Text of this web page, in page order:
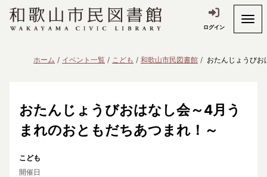
ログイン
ホーム イベント一覧 こども 和歌山市民図書館 おたんじょうび
おたんじょうびおはなし会～4月う
まれのおともだちあつまれ！～
こども
開催日